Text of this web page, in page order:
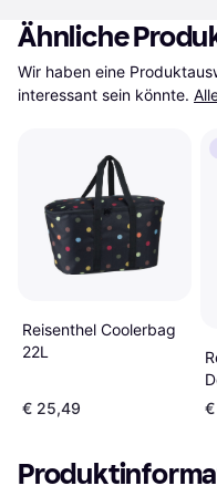
Ähnliche
Wir haben eine
interessant sein könnte.
Reisenthel Coolerbag
22L
€ 25,49
€